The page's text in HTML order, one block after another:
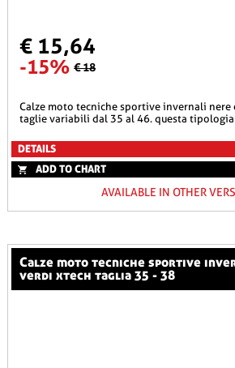
€ 15,64
-15% € 18
calze moto tecniche sportive invernali nere e arancioni xtech
taglie variabili dal 35 al 46. questa tipologia
DETAILS
ADD TO CHART
AVAILABLE IN OTHER
calze moto tecniche sportive invernali compression
verdi xtech taglia 35 - 38